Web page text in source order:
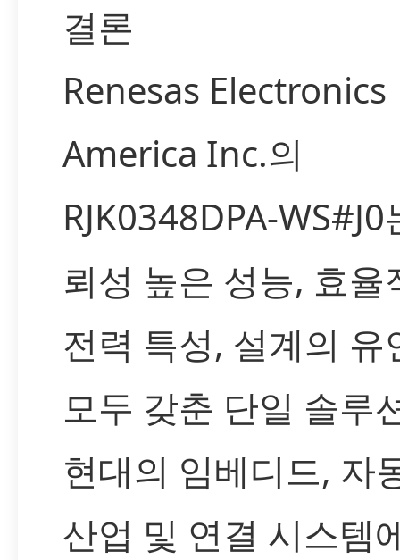
결론
Renesas Electronics
America Inc.의
RJK0348DPA-
뢰성 높은 성능, 효율
전력 특성, 설계의 유
모두 갖춘 단일 솔루
현대의 임베디드, 자
산업 및 연결 시스템